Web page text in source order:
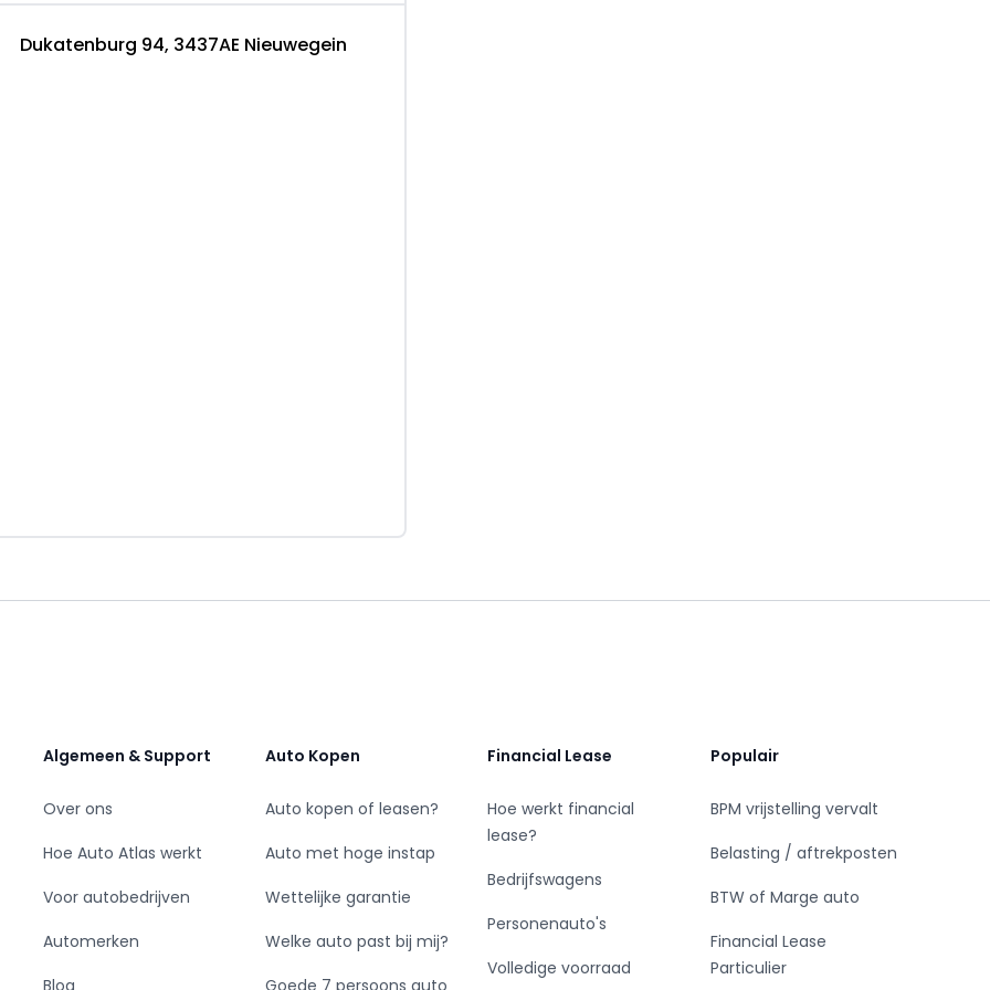
per week open en telefonisch bereikbaar op:
voorbeelden. Aan deze voorbeelden
offerte aanvraagt, worden deze gegevens
zorg samengesteld. Er kunnen geen
accessoires, opties, druk- en zetfouten.
Dukatenburg 94, 3437AE Nieuwegein
Algemeen & Support
Over ons
Hoe Auto Atlas werkt
Voor autobedrijven
Automerken
Blog
Auto Kopen
Auto kopen of leasen?
Auto met hoge instap
Wettelijke garantie
Welke auto past bij mij?
Goede 7 persoons auto
Financial Lease
Hoe werkt financial
lease?
Bedrijfswagens
Personenauto's
Volledige voorraad
Populair
BPM vrijstelling vervalt
Belasting / aftrekposten
BTW of Marge auto
Financial Lease
Particulier